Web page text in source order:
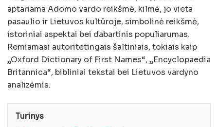
aptariama Adomo vardo reikšmė, kilmė, jo vieta
pasaulio ir Lietuvos kultūroje, simbolinė reikšmė,
istoriniai aspektai bei dabartinis populiarumas.
Remiamasi autoritetingais šaltiniais, tokiais kaip
„Oxford Dictionary of First Names“, „Encyclopaedia
Britannica“, bibliniai tekstai bei Lietuvos vardyno
analizėmis.
Turinys